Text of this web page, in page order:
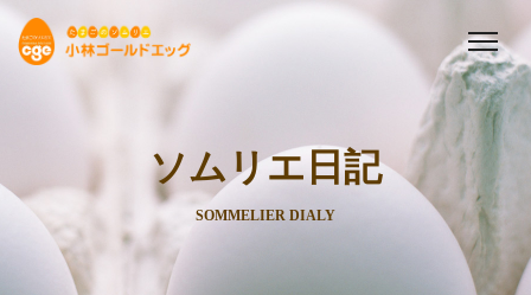
ソムリエ日記
SOMMELIER DIALY